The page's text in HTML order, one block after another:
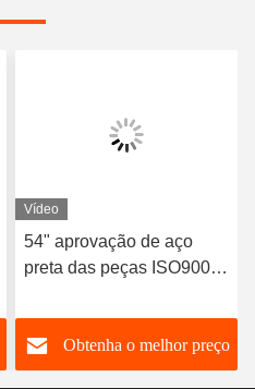
Vídeo
54" aprovação de aço
preta das peças ISO9001
suporte do Gooseneck
Obtenha o melhor preço